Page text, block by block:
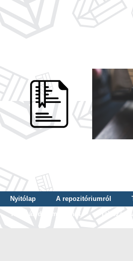
Nyitólap A repozitóriumról
Tallózás dátum szerint
Tallózás